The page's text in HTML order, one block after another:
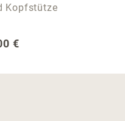
Kopfstütze
Preis:
€